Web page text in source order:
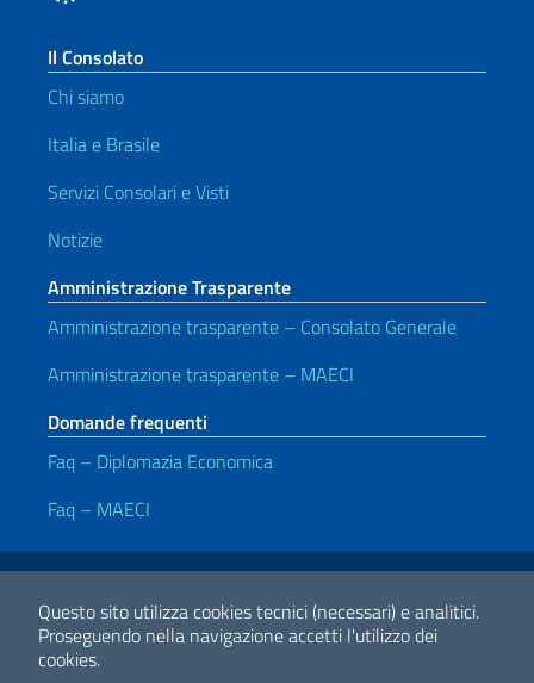
Questo sito utilizza cookies tecnici (necessari) e analitici.
Proseguendo nella navigazione accetti l'utilizzo dei
cookies.
Il Consolato
Chi siamo
Italia e Brasile
Servizi Consolari e Visti
Notizie
Amministrazione Trasparente
Amministrazione trasparente – Consolato Generale
Amministrazione trasparente – MAECI
Domande frequenti
Faq – Diplomazia Economica
Faq – MAECI
Link Utili